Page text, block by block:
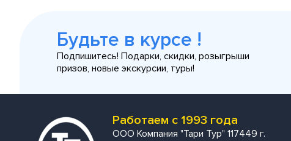
Будьте в курсе !
Подпишитесь! Подарки, скидки, розыгрыши
призов, новые экскурсии, туры!
Работаем с 1993 года
ООО Компания "Тари Тур" 117449 г.